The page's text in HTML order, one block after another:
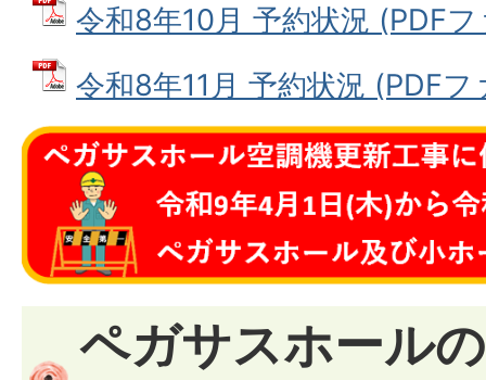
令和8年10月 予約状況 (PDF
令和8年11月 予約状況 (PDF
ペガサスホール